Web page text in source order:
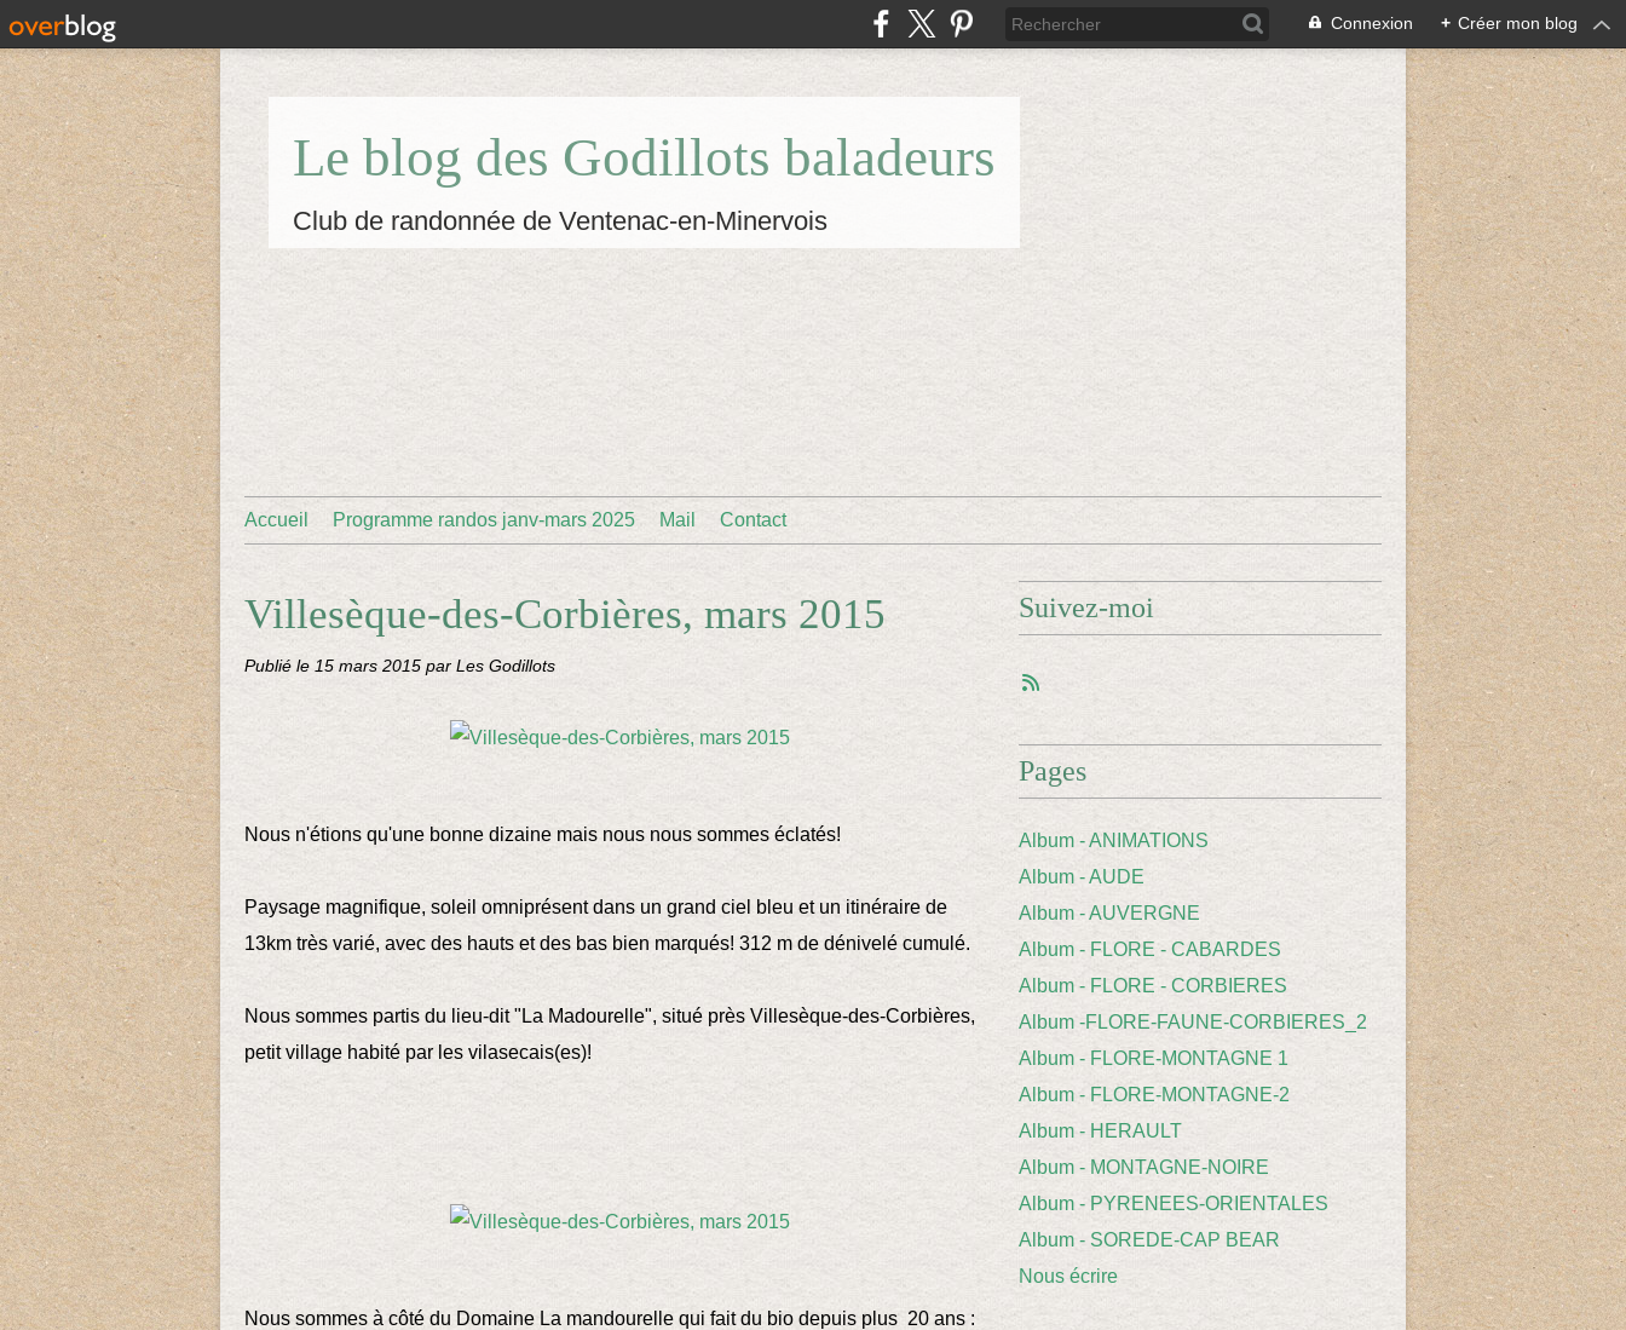
Connexion + Créer mon blog
Le blog des Godillots baladeurs
Club de randonnée de Ventenac-en-Minervois
Accueil Programme randos janv-mars 2025 Mail Contact
Villesèque-des-Corbières, mars 2015
Publié le 15 mars 2015 par Les Godillots
Nous n'étions qu'une bonne dizaine mais nous nous sommes éclatés!
Paysage magnifique, soleil omniprésent dans un grand ciel bleu et un itinéraire de
13km très varié, avec des hauts et des bas bien marqués! 312 m de dénivelé cumulé.
Nous sommes partis du lieu-dit "La Madourelle", situé près Villesèque-des-Corbières,
petit village habité par les vilasecais(es)!
Nous sommes à côté du Domaine La mandourelle qui fait du bio depuis plus 20 ans :
Suivez-moi
Pages
Album - ANIMATIONS
Album - AUDE
Album - AUVERGNE
Album - FLORE - CABARDES
Album - FLORE - CORBIERES
Album -FLORE-FAUNE-CORBIERES_2
Album - FLORE-MONTAGNE 1
Album - FLORE-MONTAGNE-2
Album - HERAULT
Album - MONTAGNE-NOIRE
Album - PYRENEES-ORIENTALES
Album - SOREDE-CAP BEAR
Nous écrire